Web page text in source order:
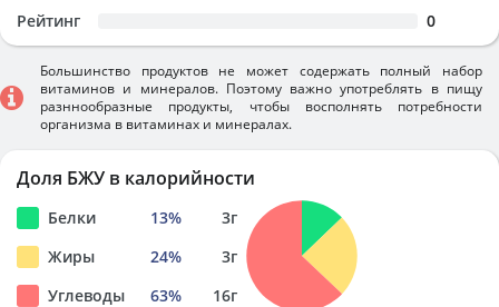
Рейтинг 0
Большинство продуктов не может содержать полный набор
витаминов и минералов. Поэтому важно употреблять в пищу
разннообразные продукты, чтобы восполнять потребности
организма в витаминах и минералах.
Доля БЖУ в калорийности
Белки 13% 3г
Жиры
24% 3г
Углеводы
63% 16г